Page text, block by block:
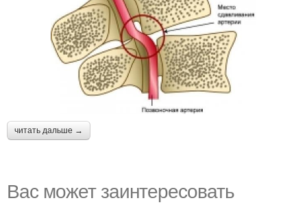
читать дальше →
Вас может заинтересовать